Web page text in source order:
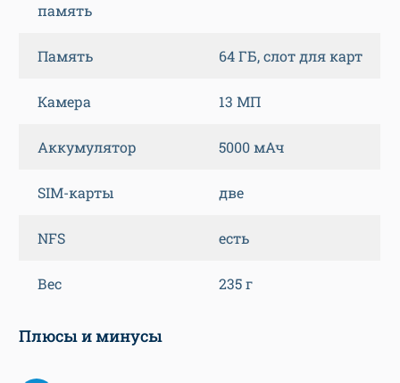
память
Память 64 ГБ, слот для карт
Камера 13 МП
Аккумулятор 5000 мАч
SIM-карты две
NFS есть
Вес 235 г
Плюсы и минусы